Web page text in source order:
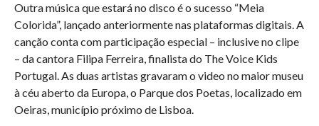
Outra música que estará no disco é o sucesso “Meia
Colorida”, lançado anteriormente nas plataformas digitais. A
canção conta com participação especial – inclusive no clipe
– da cantora Filipa Ferreira, finalista do The Voice Kids
Portugal. As duas artistas gravaram o video no maior museu
à céu aberto da Europa, o Parque dos Poetas, localizado em
Oeiras, município próximo de Lisboa.